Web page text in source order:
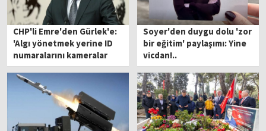
CHP'li Emre'den Gürlek'e:
'Algı yönetmek yerine ID
numaralarını kameralar
karşısında sisteme girin'
Soyer'den duygu dolu 'zor
bir eğitim' paylaşımı: Yine
vicdan!..